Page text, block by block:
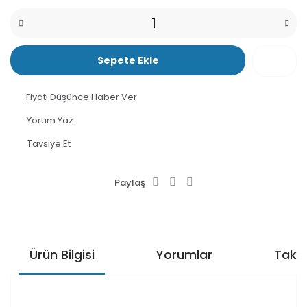
Sepete Ekle
Fiyatı Düşünce Haber Ver
Yorum Yaz
Tavsiye Et
Paylaş
Ürün Bilgisi Yorumlar